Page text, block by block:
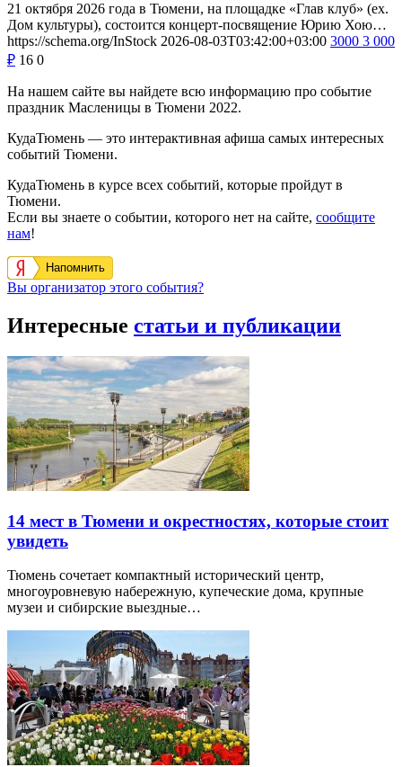
21 октября 2026 года в Тюмени, на площадке «Глав клуб» (ex.
Дом культуры), состоится концерт-посвящение Юрию Хою…
https://schema.org/InStock 2026-08-03T03:42:00+03:00 3000 3 000
₽ 16 0
На нашем сайте вы найдете всю информацию про событие
праздник Масленицы в Тюмени 2022.
КудаТюмень — это интерактивная афиша самых интересных
событий Тюмени.
КудаТюмень в курсе всех событий, которые пройдут в
Тюмени.
Если вы знаете о событии, которого нет на сайте, сообщите
нам!
Напомнить
Вы организатор этого события?
Интересные статьи и публикации
14 мест в Тюмени и окрестностях, которые стоит
увидеть
Тюмень сочетает компактный исторический центр,
многоуровневую набережную, купеческие дома, крупные
музеи и сибирские выездные…